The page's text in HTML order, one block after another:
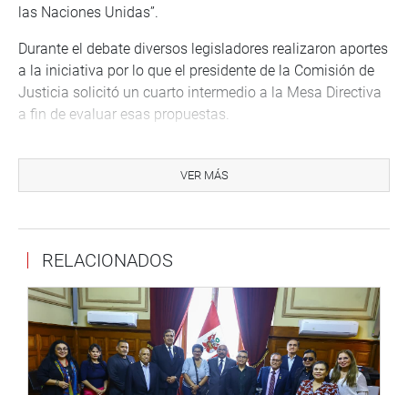
las Naciones Unidas”.
Durante el debate diversos legisladores realizaron aportes
a la iniciativa por lo que el presidente de la Comisión de
Justicia solicitó un cuarto intermedio a la Mesa Directiva
a fin de evaluar esas propuestas.
Interno, Desarrollo Alternativo y Lucha contra las Drogas,
que preside la congresista Karol Paredes Fonseca
la Ley que modifica el Decreto Ley 25475, establecen la
procedimientos para la investigación, la instrucción y el
juicio; para ampliar los supuestos de los delitos de
terrorismo y crea la lista de organizaciones terroristas.
OFICINA DE COMUNICACIONES E IMAGEN
VER MÁS
RELACIONADOS